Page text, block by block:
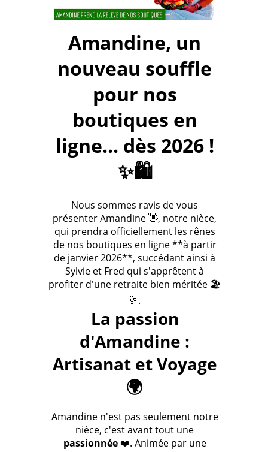
Amandine, un
nouveau souffle
pour nos
boutiques en
ligne... dès 2026 !
✨🛍️
Nous sommes ravis de vous
présenter Amandine 👋, notre nièce,
qui prendra officiellement les rênes
de nos boutiques en ligne **à partir
de janvier 2026**, succédant ainsi à
Sylvie et Fred qui s'apprêtent à
profiter d'une retraite bien méritée 🏖️
🥂.
La passion
d'Amandine :
Artisanat et Voyage
🌍
Amandine n'est pas seulement notre
nièce, c'est avant tout une
passionnée❤️. Animée par une